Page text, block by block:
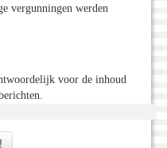
vergunningen werden
voor de inhoud